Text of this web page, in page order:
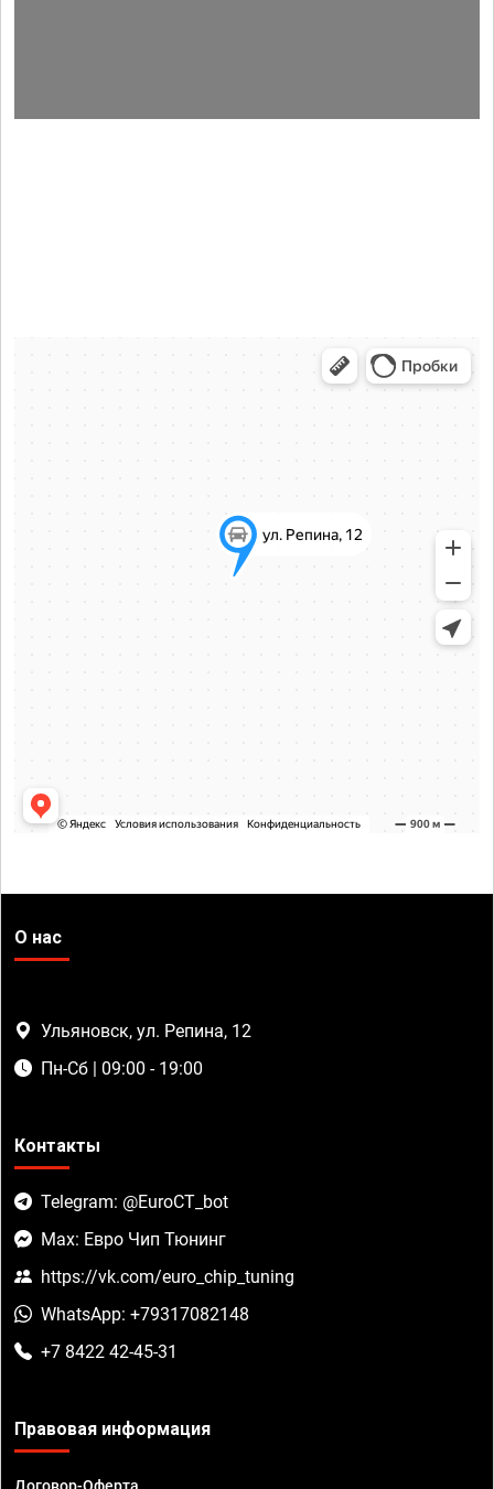
О нас
Ульяновск, ул. Репина, 12
Пн-Сб | 09:00 - 19:00
Контакты
Telegram: @EuroCT_bot
Max: Евро Чип Тюнинг
https://vk.com/euro_chip_tuning
WhatsApp: +79317082148
+7 8422 42-45-31
Правовая информация